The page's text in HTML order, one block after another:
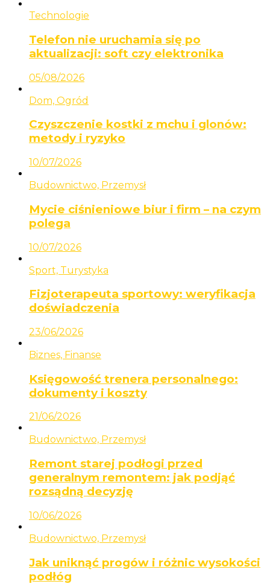
Technologie
Telefon nie uruchamia się po
aktualizacji: soft czy elektronika
05/08/2026
Dom, Ogród
Czyszczenie kostki z mchu i glonów:
metody i ryzyko
10/07/2026
Budownictwo, Przemysł
Mycie ciśnieniowe biur i firm – na czym
polega
10/07/2026
Sport, Turystyka
Fizjoterapeuta sportowy: weryfikacja
doświadczenia
23/06/2026
Biznes, Finanse
Księgowość trenera personalnego:
dokumenty i koszty
21/06/2026
Budownictwo, Przemysł
Remont starej podłogi przed
generalnym remontem: jak podjąć
rozsądną decyzję
10/06/2026
Budownictwo, Przemysł
Jak uniknąć progów i różnic wysokości
podłóg